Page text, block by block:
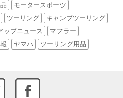
モータースポーツ
ツーリング
キャンプツーリング
ップニュース
マフラー
ヤマハ
ツーリング用品